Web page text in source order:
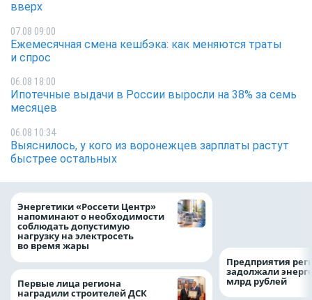
вверх
07.08 09:00
Ежемесячная смена кешбэка: как меняются траты
и спрос
06.08 18:00
Ипотечные выдачи в России выросли на 38% за семь
месяцев
06.08 10:34
Выяснилось, у кого из воронежцев зарплаты растут
быстрее остальных
Энергетики «Россети Центр»
напоминают о необходимости
соблюдать допустимую
нагрузку на электросеть
во время жары
Первые лица региона
наградили строителей ДСК
Предприятия
задолжали
млрд рублей